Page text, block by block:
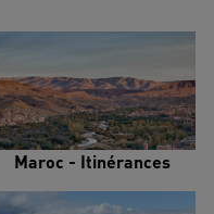
Maroc - Itinérances